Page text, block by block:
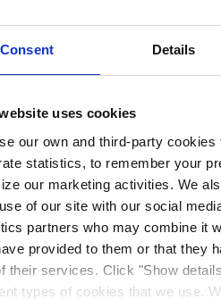
This website uses cookies
We use our own and third-
generate statistics, to
optimize our marketing
your use of our site with our
analytics partners who may
you have provided to them or
use of their services. Click
different types of cookies that